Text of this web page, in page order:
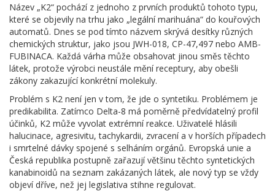
Název „K2“ pochází z jednoho z prvních produktů tohoto typu,
které se objevily na trhu jako „legální marihuána“ do kouřových
automatů. Dnes se pod tímto názvem skrývá desítky různých
chemických struktur, jako jsou JWH-018, CP-47,497 nebo AMB-
FUBINACA. Každá várha může obsahovat jinou směs těchto
látek, protože výrobci neustále mění receptury, aby obešli
zákony zakazující konkrétní molekuly.
Problém s K2 není jen v tom, že jde o syntetiku. Problémem je
predikabilita. Zatímco Delta-8 má poměrně předvídatelný profil
účinků, K2 může vyvolat extrémní reakce. Uživatelé hlásili
halucinace, agresivitu, tachykardii, zvracení a v horších případech
i smrtelné dávky spojené s selháním orgánů. Evropská unie a
Česká republika postupně zařazují většinu těchto syntetických
kanabinoidů na seznam zakázaných látek, ale nový typ se vždy
objeví dříve, než jej legislativa stihne regulovat.